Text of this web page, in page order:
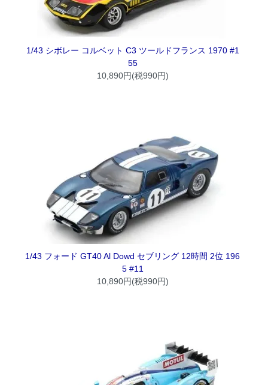
1/43 シボレー コルベット C3 ツールドフランス 1970 #1
55
10,890円(税990円)
1/43 フォード GT40 Al Dowd セブリング 12時間 2位 196
5 #11
10,890円(税990円)